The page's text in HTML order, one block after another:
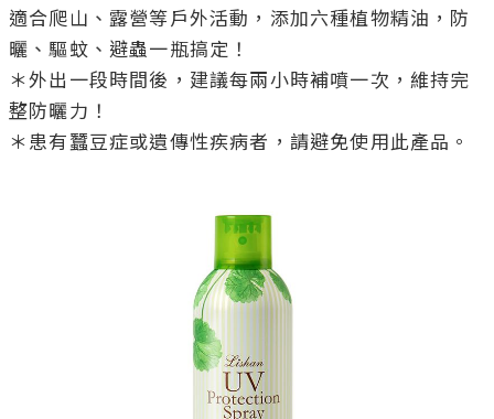
適合爬山、露營等戶外活動，添加六種植物精油，防
曬、驅蚊、避蟲一瓶搞定！
＊外出一段時間後，建議每兩小時補噴一次，維持完
整防曬力！